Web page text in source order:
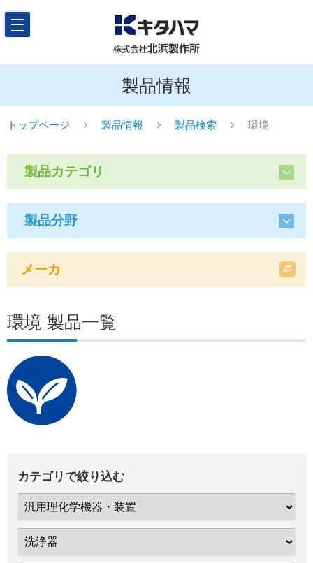
製品情報
トップページ 製品情報 製品検索 環境
製品カテゴリ
製品分野
メーカ
環境 製品一覧
カテゴリで絞り込む